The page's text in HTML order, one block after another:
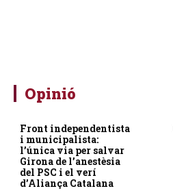
Opinió
Front independentista
i municipalista:
l’única via per salvar
Girona de l’anestèsia
del PSC i el verí
d’Aliança Catalana